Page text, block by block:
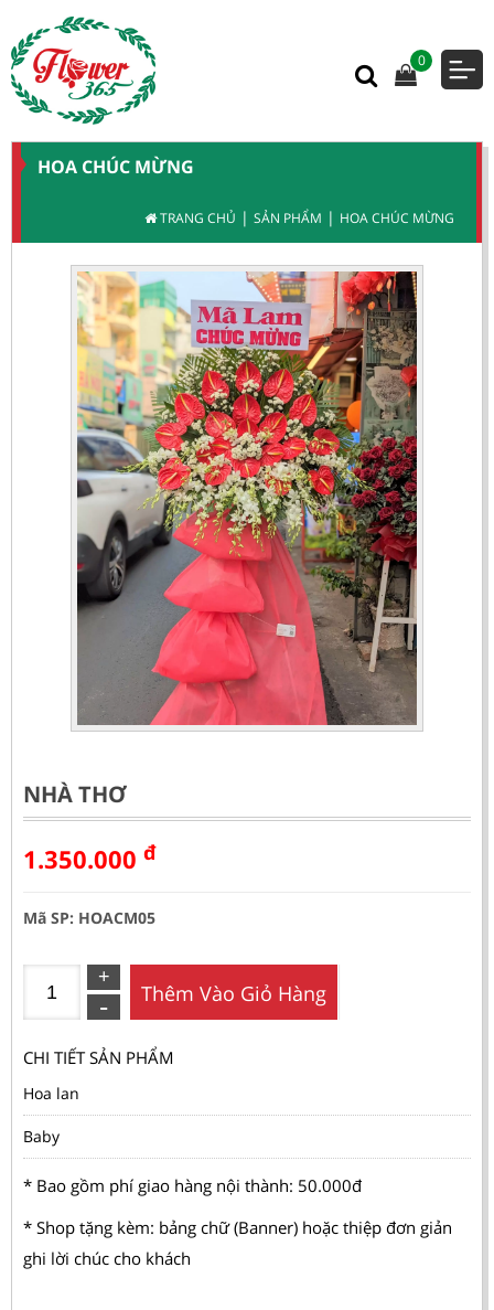
0
HOA CHÚC MỪNG
TRANG CHỦ | SẢN PHẨM | HOA CHÚC MỪNG
NHÀ THƠ
1.350.000 đ
Mã SP: HOACM05
Thêm Vào Giỏ Hàng
CHI TIẾT SẢN PHẨM
Hoa lan
Baby
* Bao gồm phí giao hàng nội thành: 50.000đ
* Shop tặng kèm: bảng chữ (Banner) hoặc thiệp đơn giản
ghi lời chúc cho khách